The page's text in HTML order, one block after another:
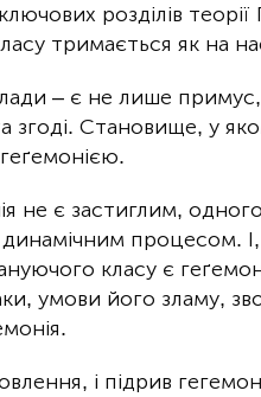
розділів
тримається як на
– є не лише
згоді. Становище, у
не є застиглим,
процесом.
класу є
умови його зламу,
і підрив